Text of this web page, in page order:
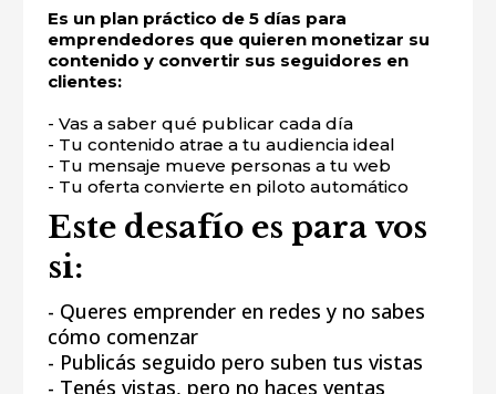
Es un plan práctico de 5 días para
emprendedores que quieren monetizar su
contenido y convertir sus seguidores en
clientes:
- Vas a saber qué publicar cada día
- Tu contenido atrae a tu audiencia ideal
- Tu mensaje mueve personas a tu web
- Tu oferta convierte en piloto automático
Este desafío es para vos
si:
- Queres emprender en redes y no sabes
cómo comenzar
- Publicás seguido pero suben tus vistas
- Tenés vistas, pero no haces ventas